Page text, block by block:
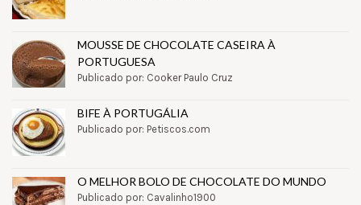
MOUSSE DE CHOCOLATE CASEIRA À
PORTUGUESA
Publicado por: Cooker Paulo Cruz
BIFE À PORTUGÁLIA
Publicado por: Petiscos.com
O MELHOR BOLO DE CHOCOLATE DO MUNDO
Publicado por: Cavalinho1900